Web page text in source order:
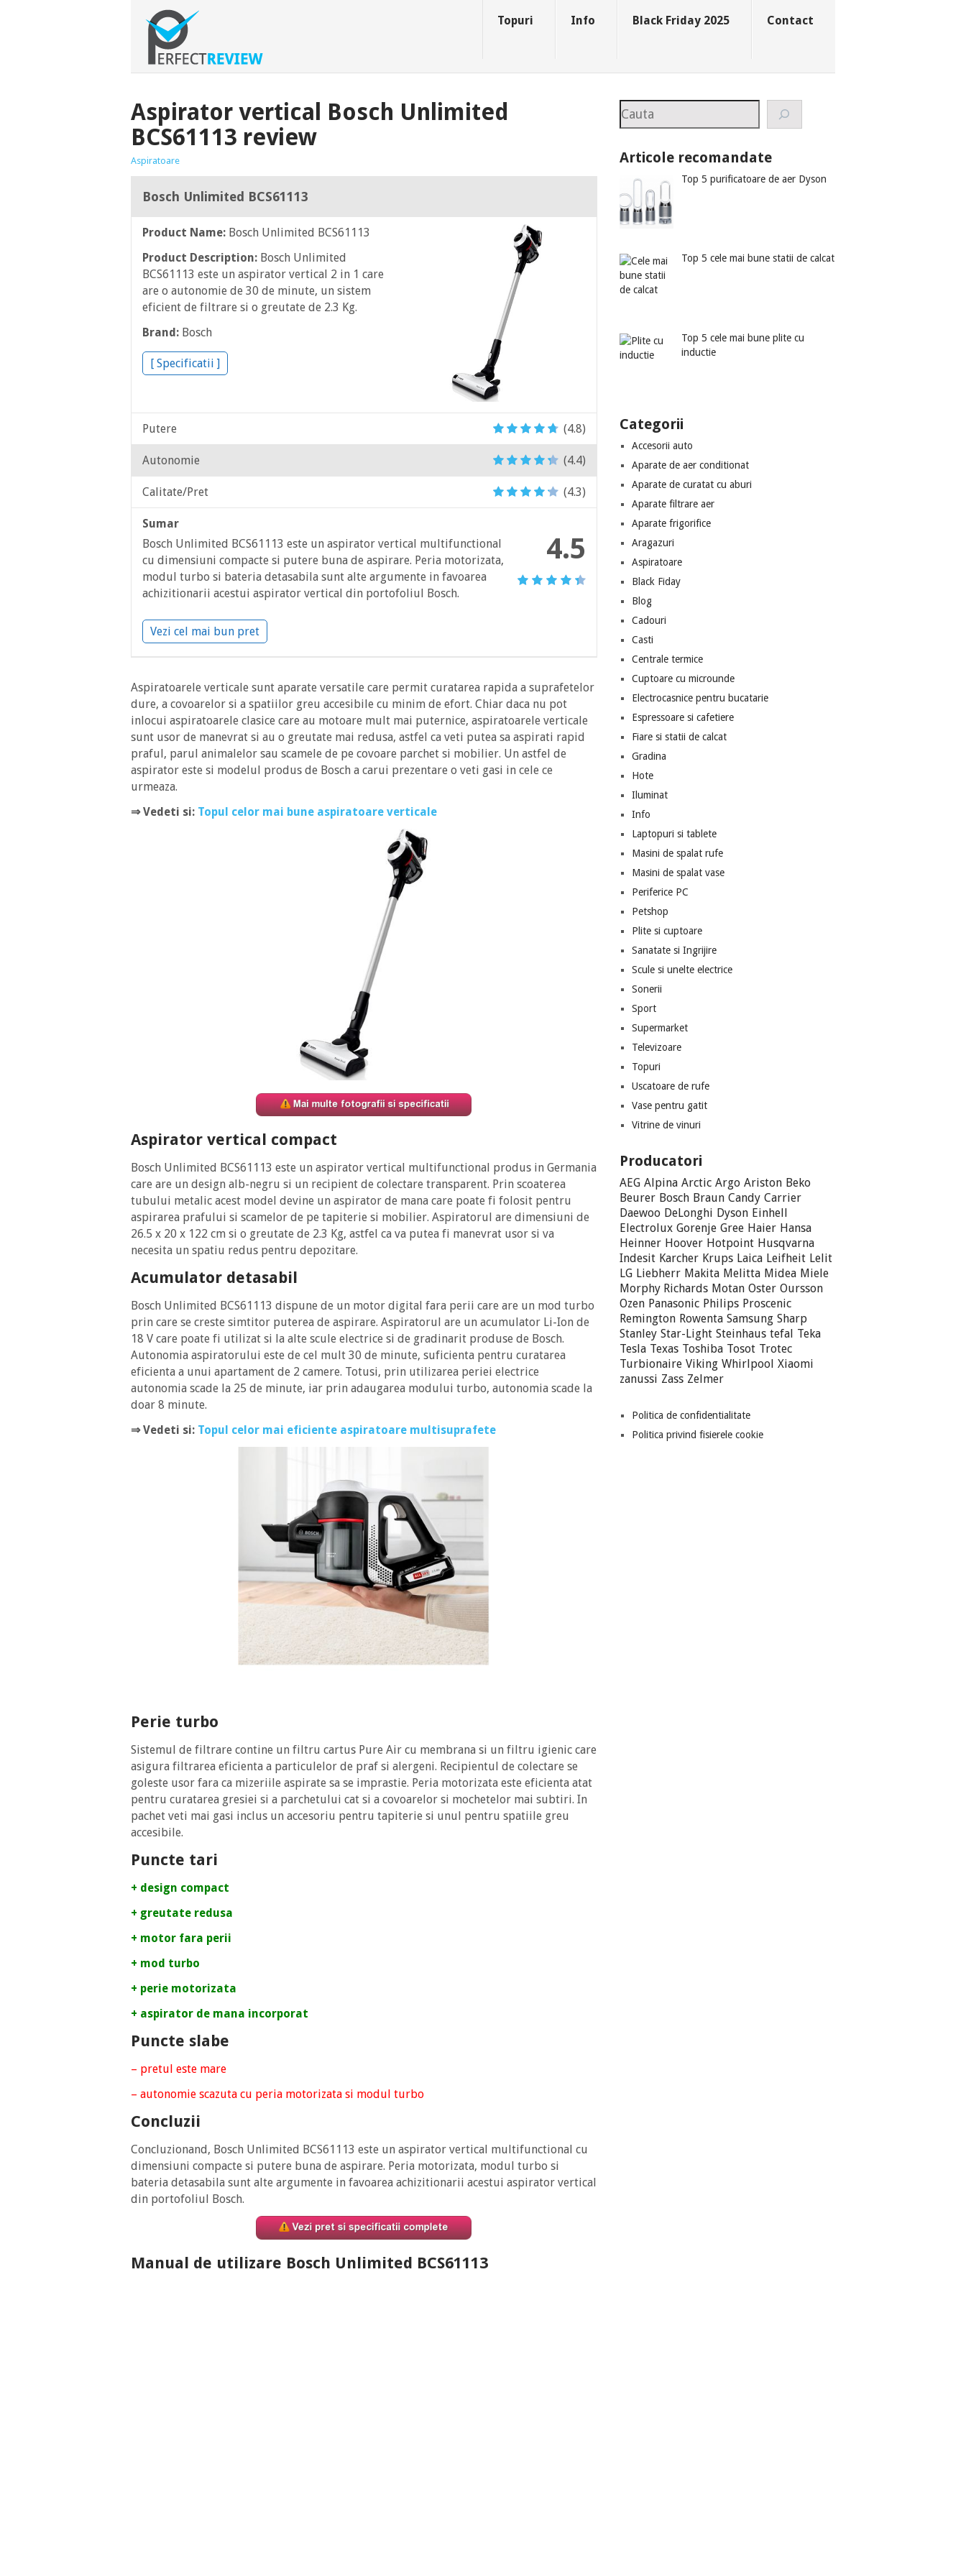
Topuri Info Black Friday 2025 Contact
Aspirator vertical Bosch Unlimited
BCS61113 review
Aspiratoare
Bosch Unlimited BCS61113
Product Name: Bosch Unlimited BCS61113
Product Description: Bosch Unlimited
BCS61113 este un aspirator vertical 2 in 1 care
are o autonomie de 30 de minute, un sistem
eficient de filtrare si o greutate de 2.3 Kg.
Brand: Bosch
[ Specificatii ]
Putere (4.8)
Autonomie (4.4)
Calitate/Pret (4.3)
4.5
Sumar
Bosch Unlimited BCS61113 este un aspirator vertical multifunctional
cu dimensiuni compacte si putere buna de aspirare. Peria motorizata,
modul turbo si bateria detasabila sunt alte argumente in favoarea
achizitionarii acestui aspirator vertical din portofoliul Bosch.
Vezi cel mai bun pret
Aspiratoarele verticale sunt aparate versatile care permit curatarea rapida a suprafetelor
dure, a covoarelor si a spatiilor greu accesibile cu minim de efort. Chiar daca nu pot
inlocui aspiratoarele clasice care au motoare mult mai puternice, aspiratoarele verticale
sunt usor de manevrat si au o greutate mai redusa, astfel ca veti putea sa aspirati rapid
praful, parul animalelor sau scamele de pe covoare parchet si mobilier. Un astfel de
aspirator este si modelul produs de Bosch a carui prezentare o veti gasi in cele ce
urmeaza.
⇒ Vedeti si: Topul celor mai bune aspiratoare verticale
Aspirator vertical compact
Bosch Unlimited BCS61113 este un aspirator vertical multifunctional produs in Germania
care are un design alb-negru si un recipient de colectare transparent. Prin scoaterea
tubului metalic acest model devine un aspirator de mana care poate fi folosit pentru
aspirarea prafului si scamelor de pe tapiterie si mobilier. Aspiratorul are dimensiuni de
26.5 x 20 x 122 cm si o greutate de 2.3 Kg, astfel ca va putea fi manevrat usor si va
necesita un spatiu redus pentru depozitare.
Acumulator detasabil
Bosch Unlimited BCS61113 dispune de un motor digital fara perii care are un mod turbo
prin care se creste simtitor puterea de aspirare. Aspiratorul are un acumulator Li-Ion de
18 V care poate fi utilizat si la alte scule electrice si de gradinarit produse de Bosch.
Autonomia aspiratorului este de cel mult 30 de minute, suficienta pentru curatarea
eficienta a unui apartament de 2 camere. Totusi, prin utilizarea periei electrice
autonomia scade la 25 de minute, iar prin adaugarea modului turbo, autonomia scade la
doar 8 minute.
⇒ Vedeti si: Topul celor mai eficiente aspiratoare multisuprafete
Perie turbo
Sistemul de filtrare contine un filtru cartus Pure Air cu membrana si un filtru igienic care
asigura filtrarea eficienta a particulelor de praf si alergeni. Recipientul de colectare se
goleste usor fara ca mizeriile aspirate sa se imprastie. Peria motorizata este eficienta atat
pentru curatarea gresiei si a parchetului cat si a covoarelor si mochetelor mai subtiri. In
pachet veti mai gasi inclus un accesoriu pentru tapiterie si unul pentru spatiile greu
accesibile.
Puncte tari
+ design compact
+ greutate redusa
+ motor fara perii
+ mod turbo
+ perie motorizata
+ aspirator de mana incorporat
Puncte slabe
– pretul este mare
– autonomie scazuta cu peria motorizata si modul turbo
Concluzii
Concluzionand, Bosch Unlimited BCS61113 este un aspirator vertical multifunctional cu
dimensiuni compacte si putere buna de aspirare. Peria motorizata, modul turbo si
bateria detasabila sunt alte argumente in favoarea achizitionarii acestui aspirator vertical
din portofoliul Bosch.
Manual de utilizare Bosch Unlimited BCS61113
Search
Articole recomandate
Top 5 purificatoare de aer Dyson
Top 5 cele mai bune statii de calcat
Top 5 cele mai bune plite cu
inductie
Categorii
Accesorii auto
Aparate de aer conditionat
Aparate de curatat cu aburi
Aparate filtrare aer
Aparate frigorifice
Aragazuri
Aspiratoare
Black Fiday
Blog
Cadouri
Casti
Centrale termice
Cuptoare cu microunde
Electrocasnice pentru bucatarie
Espressoare si cafetiere
Fiare si statii de calcat
Gradina
Hote
Iluminat
Info
Laptopuri si tablete
Masini de spalat rufe
Masini de spalat vase
Periferice PC
Petshop
Plite si cuptoare
Sanatate si Ingrijire
Scule si unelte electrice
Sonerii
Sport
Supermarket
Televizoare
Topuri
Uscatoare de rufe
Vase pentru gatit
Vitrine de vinuri
Producatori
AEG Alpina Arctic Argo Ariston Beko
Beurer Bosch Braun Candy Carrier
Daewoo DeLonghi Dyson Einhell
Electrolux Gorenje Gree Haier Hansa
Heinner Hoover Hotpoint Husqvarna
Indesit Karcher Krups Laica Leifheit Lelit
LG Liebherr Makita Melitta Midea Miele
Morphy Richards Motan Oster Oursson
Ozen Panasonic Philips Proscenic
Remington Rowenta Samsung Sharp
Stanley Star-Light Steinhaus tefal Teka
Tesla Texas Toshiba Tosot Trotec
Turbionaire Viking Whirlpool Xiaomi
zanussi Zass Zelmer
Politica de confidentialitate
Politica privind fisierele cookie